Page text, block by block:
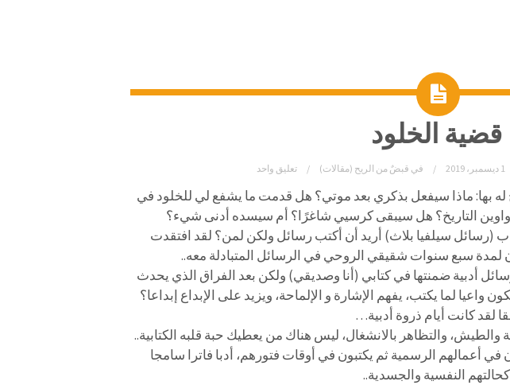
قضية الخلود
1 ديسمبر، 2019 في قبضٌ من الريح (مقالات) تعليق واحد
بها: ماذا سيفعل بذكري بعد موتي؟ هل قدمت ما يشفع لي للخلود في
التاريخ؟ هل سيبقى كرسيي شاغرًا؟ أم سيسده أدنى شيء؟
(رسائل سيلفيا بلاث) أريد أن أكتب رسائل ولكن لمن؟ لقد افتقدت
سبع سنوات شقيقي الروحي في الرسائل المتبادلة معه..
أدبية ضمنتها في كتابي (أنا وصديقي) ولكن بعد الفراق الذي يحدث
لما يكتب، يفهم الإشارة و الإلماحة، ويزيد على الإبداع إبداعا؟
لقد كانت أيام ذروة أدبية…
والطيش، والتظاهر بالانشغال، ليس هناك من يعطيك حبة قلبه الكتابية..
أعمالهم الرسمية ثم يكتبون في أوقات فتورهم، أدبا فاترا سامجا
كحالتهم النفسية والجسدية..